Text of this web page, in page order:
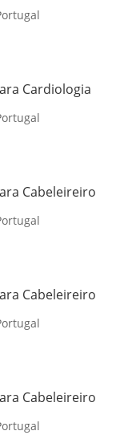
Cardiologia
Cabeleireiro
Cabeleireiro
Cabeleireiro